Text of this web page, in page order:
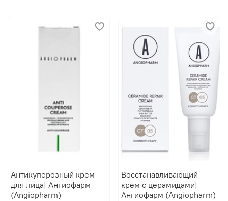
Антикуперозный крем
для лица| Ангиофарм
(Angiopharm)
Восстанавливающий
крем с церамидами|
Ангиофарм (Angiopharm)